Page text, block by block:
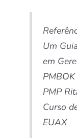
Um
em
PMP
Curso
EUAX